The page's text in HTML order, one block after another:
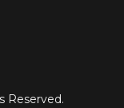
Reserved.